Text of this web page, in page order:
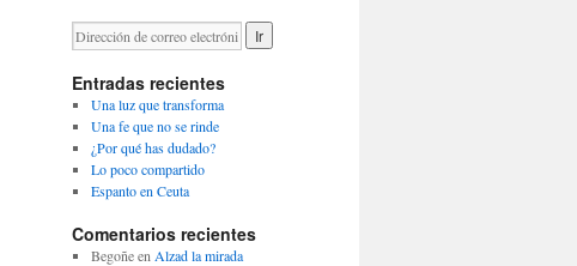
Entradas recientes
Una luz que transforma
Una fe que no se rinde
¿Por qué has dudado?
Lo poco compartido
Espanto en Ceuta
Comentarios recientes
Begoñeen Alzad la mirada